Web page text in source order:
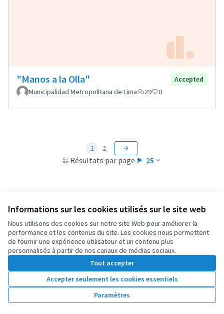
Informations sur les cookies utilisés sur le site web
Nous utilisons des cookies sur notre site Web pour améliorer la
performance et les contenus du site. Les cookies nous permettent
de fournir une expérience utilisateur et un contenu plus
personnalisés à partir de nos canaux de médias sociaux.
Tout accepter
Accepter seulement les cookies essentiels
Paramètres
"Manos a la Olla"
Accepted
Municipalidad Metropolitana de Lima
29 0
Résultats par page : 25
1 2
Conditions d'utilisation
Paramètres des cookies
OIDP sur X
(Lien externe)
OIDP sur Facebook
(Lien externe)
OIDP sur YouTube
(Lien externe)
Français
Choose languageChoisir la langueElegir el idioma
Site réalisé grâce aulogiciel libre Decidim .
Licence
(Lien